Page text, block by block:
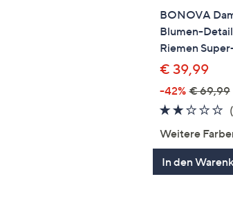
BONOVA
Blumen-
Riemen
€ 39,99
-42% € 69,99
5
Weitere
In den